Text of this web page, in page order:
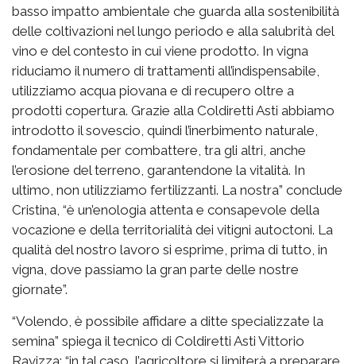
basso impatto ambientale che guarda alla sostenibilità
delle coltivazioni nel lungo periodo e alla salubrità del
vino e del contesto in cui viene prodotto. In vigna
riduciamo il numero di trattamenti all’indispensabile,
utilizziamo acqua piovana e di recupero oltre a
prodotti copertura. Grazie alla Coldiretti Asti abbiamo
introdotto il sovescio, quindi l’inerbimento naturale,
fondamentale per combattere, tra gli altri, anche
l’erosione del terreno, garantendone la vitalità. In
ultimo, non utilizziamo fertilizzanti. La nostra” conclude
Cristina, “è un’enologia attenta e consapevole della
vocazione e della territorialità dei vitigni autoctoni. La
qualità del nostro lavoro si esprime, prima di tutto, in
vigna, dove passiamo la gran parte delle nostre
giornate”.
“Volendo, è possibile affidare a ditte specializzate la
semina” spiega il tecnico di Coldiretti Asti Vittorio
Ravizza; “in tal caso, l’agricoltore si limiterà a preparare